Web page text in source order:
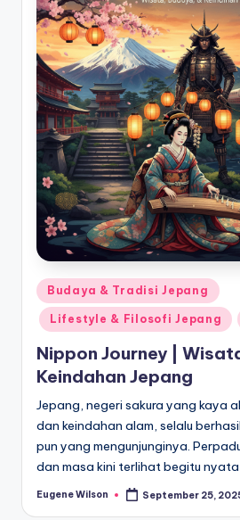
Posted
in
Budaya & Tradisi Jepang
Lifestyle & Filosofi Jepang
Nippon Journey |
Keindahan Jepang
Jepang, negeri sakura yang kaya
dan keindahan alam, selalu
pun yang mengunjunginya.
dan masa kini terlihat begitu nyata
Posted
Eugene Wilson September 25,